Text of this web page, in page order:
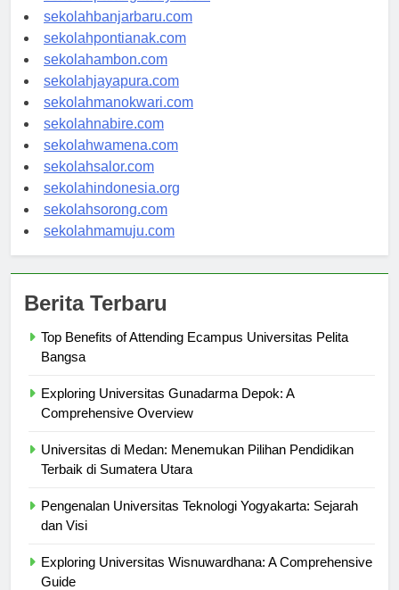
sekolahpalangkaraya.com
sekolahbanjarbaru.com
sekolahpontianak.com
sekolahambon.com
sekolahjayapura.com
sekolahmanokwari.com
sekolahnabire.com
sekolahwamena.com
sekolahsalor.com
sekolahindonesia.org
sekolahsorong.com
Berita Terbaru
Top Benefits of Attending Ecampus Universitas Pelita
Exploring Universitas Gunadarma Depok: A
Universitas di Medan: Menemukan Pilihan Pendidikan
Pengenalan Universitas Teknologi Yogyakarta: Sejarah
Exploring Universitas Wisnuwardhana: A Comprehensive